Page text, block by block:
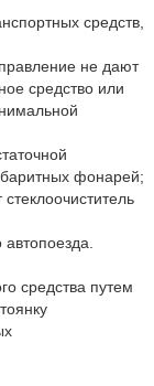
средств,
не дают
средство или
фонарей;
средства путем